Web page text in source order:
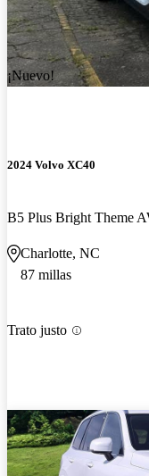
¡Nuevo!
2024 Volvo XC40
B5 Plus Bright Theme
Charlotte, NC
87 millas
Trato justo